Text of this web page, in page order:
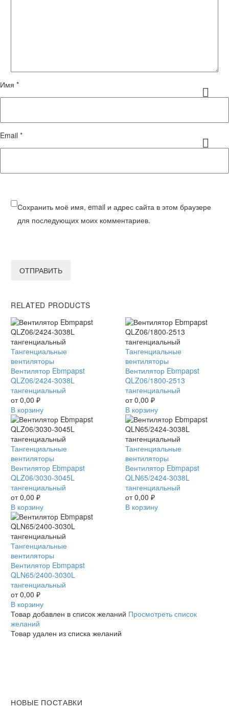
Имя *
Email *
Сохранить моё имя, email и адрес сайта в этом браузере
для последующих моих комментариев.
ОТПРАВИТЬ
RELATED PRODUCTS
Вентилятор
Ebmpapst
QLZ06/2424-
3038L
тангенциальный
Тангенциальные
вентиляторы
Вентилятор Ebmpapst
QLZ06/2424-3038L
тангенциальный
от0,00 ₽
В корзину
Вентилятор
Ebmpapst
QLZ06/1800-
2513
тангенциальный
Тангенциальные
вентиляторы
Вентилятор Ebmpapst
QLZ06/1800-2513
тангенциальный
от0,00 ₽
В корзину
Вентилятор
Ebmpapst
QLZ06/3030-
3045L
тангенциальный
Тангенциальные
вентиляторы
Вентилятор Ebmpapst
QLZ06/3030-3045L
тангенциальный
от0,00 ₽
В корзину
Вентилятор
Ebmpapst
QLN65/2424-
3038L
тангенциальный
Тангенциальные
вентиляторы
Вентилятор Ebmpapst
QLN65/2424-3038L
тангенциальный
от0,00 ₽
В корзину
Вентилятор
Ebmpapst
QLN65/2400-
3030L
тангенциальный
Тангенциальные
вентиляторы
Вентилятор Ebmpapst
QLN65/2400-3030L
тангенциальный
от0,00 ₽
В корзину
Товар добавлен в список желаний Просмотреть список
желаний
Товар удален из списка желаний
НОВЫЕ ПОСТАВКИ